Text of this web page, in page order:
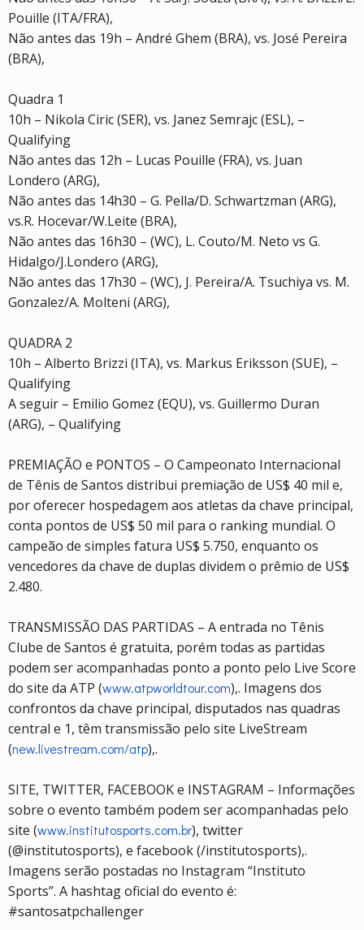
Pouille (ITA/FRA),
Não antes das 19h – André Ghem (BRA), vs. José Pereira
(BRA),
Quadra 1
10h – Nikola Ciric (SER), vs. Janez Semrajc (ESL), –
Qualifying
Não antes das 12h – Lucas Pouille (FRA), vs. Juan
Londero (ARG),
Não antes das 14h30 – G. Pella/D. Schwartzman (ARG),
vs.R. Hocevar/W.Leite (BRA),
Não antes das 16h30 – (WC), L. Couto/M. Neto vs G.
Hidalgo/J.Londero (ARG),
Não antes das 17h30 – (WC), J. Pereira/A. Tsuchiya vs. M.
Gonzalez/A. Molteni (ARG),
QUADRA 2
10h – Alberto Brizzi (ITA), vs. Markus Eriksson (SUE), –
Qualifying
A seguir – Emilio Gomez (EQU), vs. Guillermo Duran
(ARG), – Qualifying
PREMIAÇÃO e PONTOS – O Campeonato Internacional
de Tênis de Santos distribui premiação de US$ 40 mil e,
por oferecer hospedagem aos atletas da chave principal,
conta pontos de US$ 50 mil para o ranking mundial. O
campeão de simples fatura US$ 5.750, enquanto os
vencedores da chave de duplas dividem o prêmio de US$
2.480.
TRANSMISSÃO DAS PARTIDAS – A entrada no Tênis
Clube de Santos é gratuita, porém todas as partidas
podem ser acompanhadas ponto a ponto pelo Live Score
do site da ATP (www.atpworldtour.com),. Imagens dos
confrontos da chave principal, disputados nas quadras
central e 1, têm transmissão pelo site LiveStream
(new.livestream.com/atp),.
SITE, TWITTER, FACEBOOK e INSTAGRAM – Informações
sobre o evento também podem ser acompanhadas pelo
site (www.institutosports.com.br), twitter
(@institutosports), e facebook (/institutosports),.
Imagens serão postadas no Instagram “Instituto
Sports”. A hashtag oficial do evento é:
#santosatpchallenger